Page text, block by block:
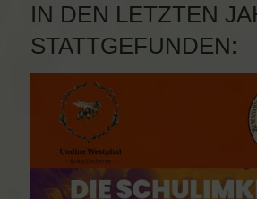
IN DEN LETZTEN
STATTGEFUNDEN: